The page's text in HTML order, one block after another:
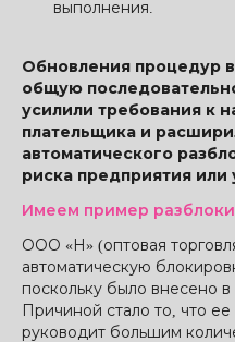
выполнения.
Обновления процедур в
общую
усилили требования к
плательщика и
автоматического
риска предприятия или
Имеем пример
ООО «Н» (оптовая
автоматическую
поскольку было внесено
Причиной стало то, что
руководит большим